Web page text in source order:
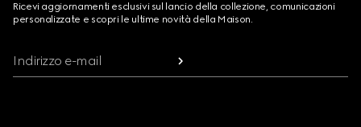
Ricevi aggiornamenti esclusivi sul lancio della collezione, comunicazioni
personalizzate e scopri le ultime novità della Maison.
Indirizzo e-mail